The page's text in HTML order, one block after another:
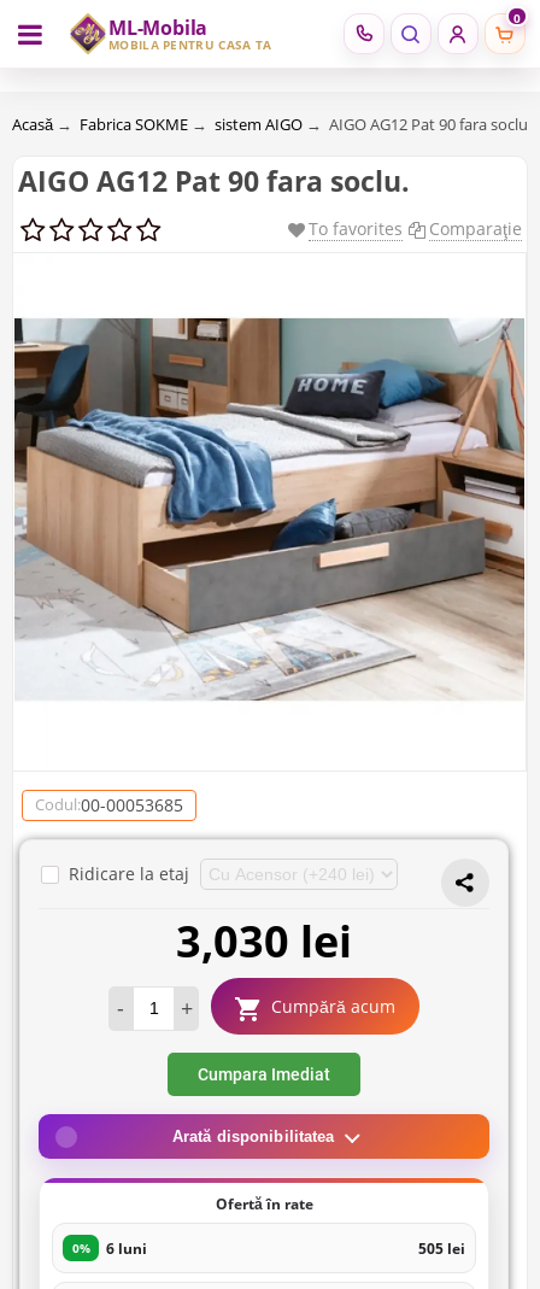
ML-Mobila
MOBILĂ PENTRU CASA TA
0
RU RO
Acasă → Fabrica SOKME → sistem AIGO → AIGO AG12 Pat 90 fara soclu.
AIGO AG12 Pat 90 fara soclu.
To favorites Comparaţie
Codul:00-00053685
Ridicare la etaj
3,030 lei
- + Cumpără acum
Cumpara Imediat
Arată disponibilitatea
Ofertă în rate
0% 6 luni 505 lei